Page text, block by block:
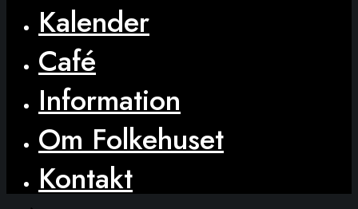
Kalender
Café
Information
Om Folkehuset
Kontakt